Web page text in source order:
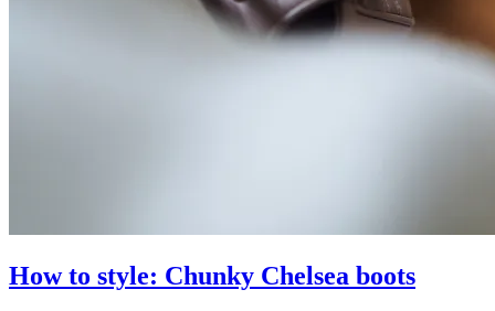
How to style: Chunky Chelsea boots